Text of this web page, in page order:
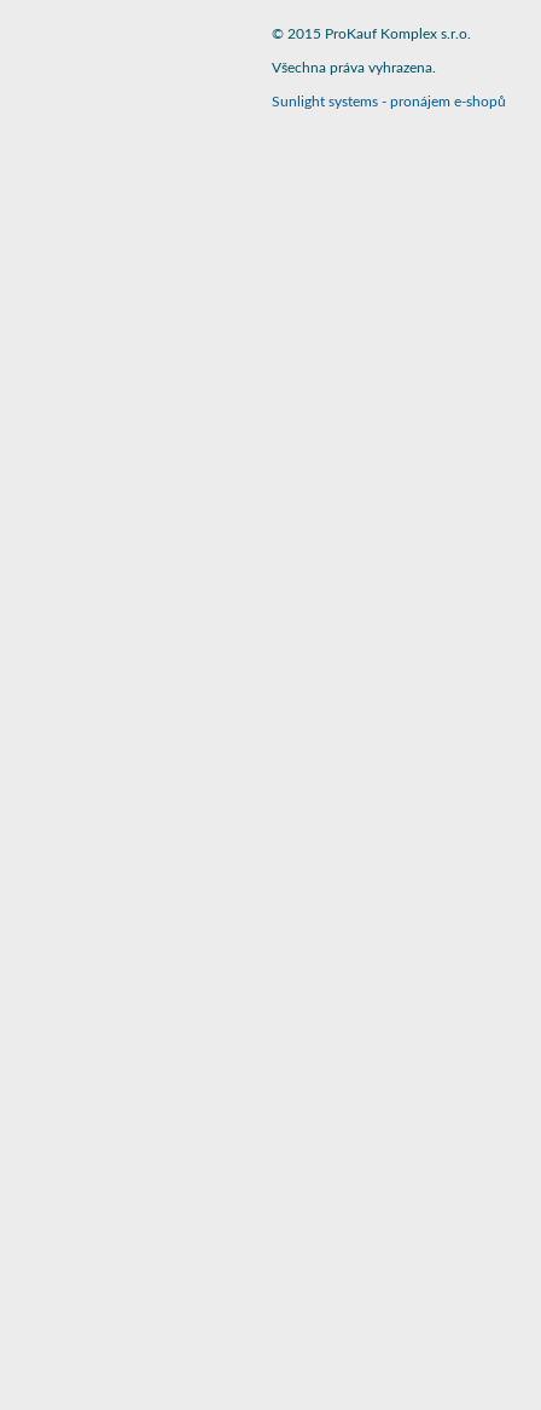
© 2015 ProKauf Komplex s.r.o.
Všechna práva vyhrazena.
Sunlight systems - pronájem e-shopů